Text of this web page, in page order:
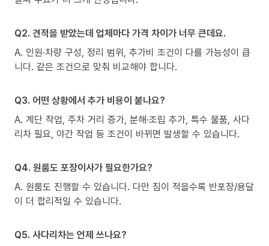
Q2. 견적을 받았는데 업체마다 가격 차이가 너무 큰데요.
A. 인원·차량 구성, 정리 범위, 추가비 조건이 다를 가능성이 큽
니다. 같은 조건으로 맞춰 비교해야 합니다.
Q3. 어떤 상황에서 추가 비용이 붙나요?
A. 계단 작업, 주차 거리 증가, 분해·조립 추가, 특수 물품, 사다
리차 필요, 야간 작업 등 조건이 바뀌면 발생할 수 있습니다.
Q4. 원룸도 포장이사가 필요한가요?
A. 원룸도 진행할 수 있습니다. 다만 짐이 적을수록 반포장/용달
이 더 합리적일 수 있습니다.
Q5. 사다리차는 언제 쓰나요?